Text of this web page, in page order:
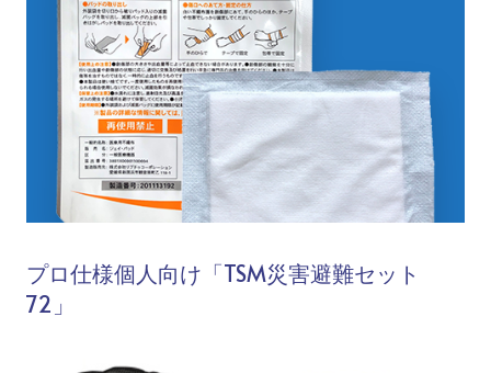
プロ仕様個人向け「TSM災害避難セット
72」